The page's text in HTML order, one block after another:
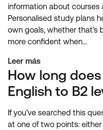
information about courses
Personalised study plans
own goals, whether that’s
more confident when…
Leer más
How long
English to B2
If you’ve searched this
at one of two points: